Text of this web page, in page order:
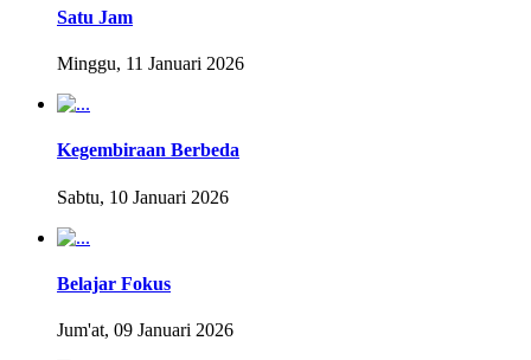
Satu Jam
Minggu, 11 Januari 2026
Kegembiraan Berbeda
Sabtu, 10 Januari 2026
Belajar Fokus
Jum'at, 09 Januari 2026